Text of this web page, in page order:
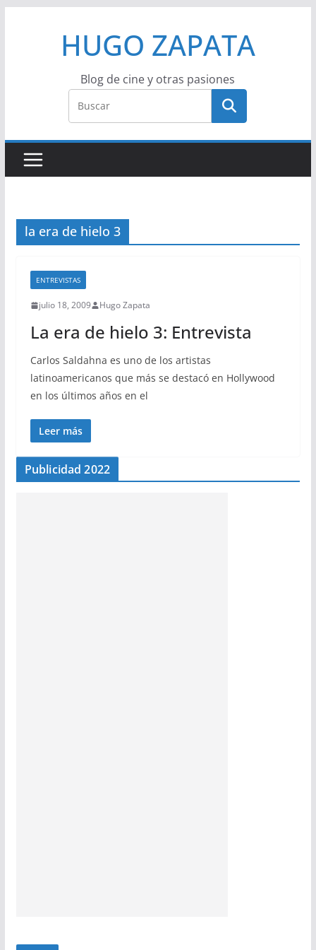
HUGO ZAPATA
Blog de cine y otras pasiones
la era de hielo 3
ENTREVISTAS
julio 18, 2009 Hugo Zapata
La era de hielo 3: Entrevista
Carlos Saldahna es uno de los artistas
latinoamericanos que más se destacó en Hollywood
en los últimos años en el
Leer más
Publicidad 2022